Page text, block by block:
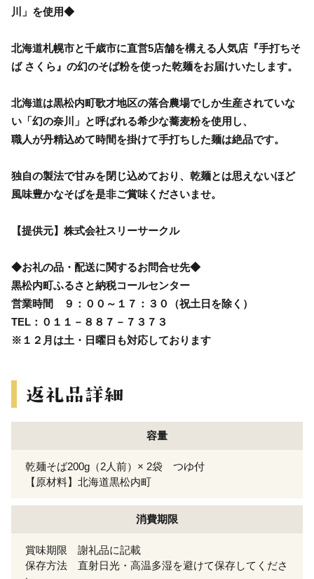
川」を使用◆
北海道札幌市と千歳市に直営5店舗を構える人気店『手打ちそ
ば さくら』の幻のそば粉を使った乾麺をお届けいたします。
北海道は黒松内町歌才地区の落合農場でしか生産されていな
い「幻の奈川」と呼ばれる希少な蕎麦粉を使用し、
職人が丹精込めて時間を掛けて手打ちした麺は絶品です。
独自の製法で甘みを閉じ込めており、乾麺とは思えないほど
風味豊かなそばを是非ご賞味くださいませ。
【提供元】株式会社スリーサークル
◆お礼の品・配送に関するお問合せ先◆
黒松内町ふるさと納税コールセンター
営業時間 ９：００～１７：３０（祝土日を除く）
TEL：０１１－８８７－７３７３
※１２月は土・日曜日も対応しております
容量
乾麺そば200g（2人前）× 2袋 つゆ付
【原材料】北海道黒松内町
消費期限
賞味期限 謝礼品に記載
保存方法 直射日光・高温多湿を避けて保存してくださ